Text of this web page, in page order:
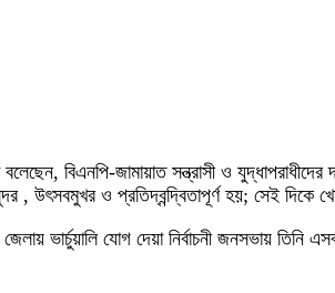
বিএনপি-জামায়াত সন্ত্রাসী ও
, উৎসবমুখর ও প্রতিদ্বন্দ্বিতাপূর্ণ হয়; সেই দিকে
ভার্চুয়ালি যোগ দেয়া নির্বাচনী জনসভায় তিনি